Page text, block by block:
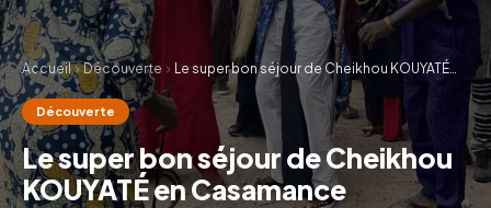
Accueil Découverte Le super bon séjour de Cheikhou KOUYATÉ…
Découverte
Le super bon séjour de Cheikhou
KOUYATÉ en Casamance